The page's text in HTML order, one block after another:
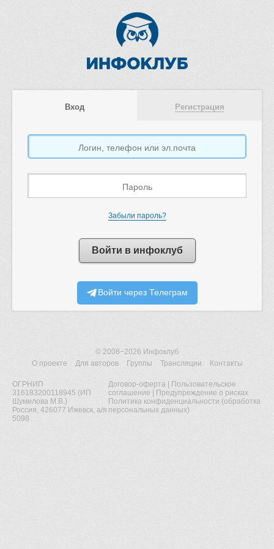
Вход Регистрация
Забыли пароль?
Войти в инфоклуб
Войти через Телеграм
© 2008−2026 Инфоклуб
О проекте
Для авторов Группы Трансляции Контакты
ОГРНИП
316183200118945 (ИП
Шумилова М.В.)
Россия, 426077 Ижевск, а/я
5098
Договор-оферта
Пользовательское
соглашение
Предупреждение о рисках
Политика конфиденциальности (обработка
персональных данных)